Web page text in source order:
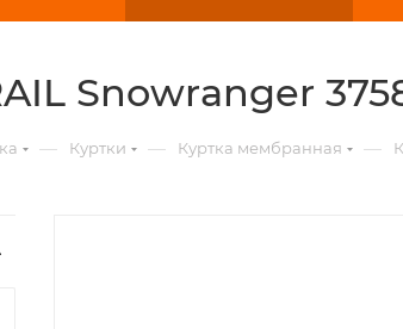
Snowranger
— Куртки — Куртка мембранная —